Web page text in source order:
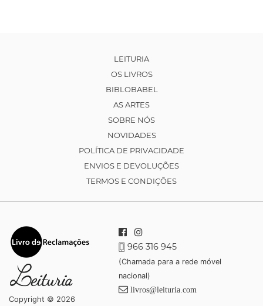
LEITURIA
OS LIVROS
BIBLOBABEL
AS ARTES
SOBRE NÓS
NOVIDADES
POLÍTICA DE PRIVACIDADE
ENVIOS E DEVOLUÇÕES
TERMOS E CONDIÇÕES
Copyright © 2026
966 316 945
(Chamada para a rede móvel
nacional)
livros@leituria.com